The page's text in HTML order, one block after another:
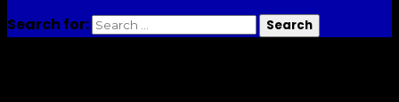
Search for: